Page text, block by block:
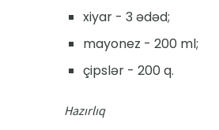
xiyar - 3 ədəd;
mayonez - 200 ml;
çipslər - 200 q.
Hazırlıq